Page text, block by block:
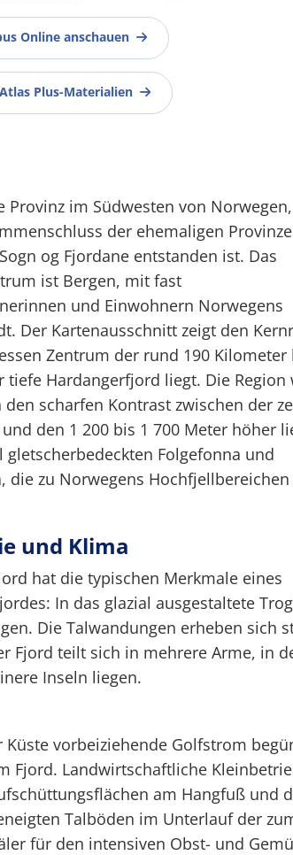
Online anschauen
Plus-Materialien
Provinz im Südwesten von
der ehemaligen
og Fjordane entstanden ist. Das
ist Bergen, mit fast
und Einwohnern Norwegens
Der Kartenausschnitt zeigt den
Zentrum der rund 190 Kilometer
tiefe Hardangerfjord liegt. Die Region
scharfen Kontrast zwischen der
den 1 200 bis 1 700 Meter höher
gletscherbedeckten Folgefonna und
die zu Norwegens Hochfjellbereichen
und Klima
hat die typischen Merkmale eines
In das glazial ausgestaltete
Die Talwandungen erheben sich
Fjord teilt sich in mehrere Arme, in
Inseln liegen.
Küste vorbeiziehende Golfstrom
Fjord. Landwirtschaftliche
am Hangfuß und
Talböden im Unterlauf der
für den intensiven Obst- und